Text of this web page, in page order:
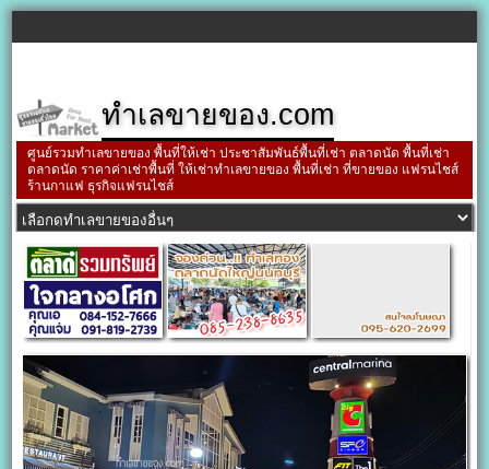
ทำเลขายของ.com
ศูนย์รวมทำเลขายของ พื้นที่ให้เช่า ประชาสัมพันธ์พื้นที่เช่า ตลาดนัด พื้นที่เช่า
ตลาดนัด ราคาค่าเช่าพื้นที่ ให้เช่าทำเลขายของ พื้นที่เช่า ที่ขายของ แฟรนไชส์
ร้านกาแฟ ธุรกิจแฟรนไชส์